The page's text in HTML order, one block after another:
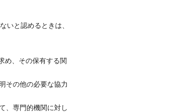
いと認めるときは、
め、その保有する関
その他の必要な協力
、専門的機関に対し